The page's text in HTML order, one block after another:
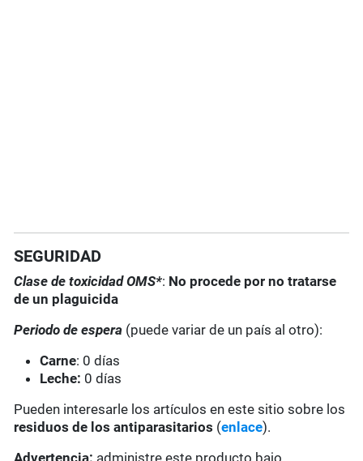
SEGURIDAD
Clase de toxicidad OMS*: No procede por no tratarse
de un plaguicida
Periodo de espera (puede variar de un país al otro):
Carne: 0 días
Leche: 0 días
Pueden interesarle los artículos en este sitio sobre los
residuos de los antiparasitarios (enlace).